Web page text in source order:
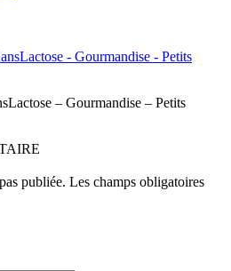
– Gourmandise – Petits
publiée. Les champs obligatoires